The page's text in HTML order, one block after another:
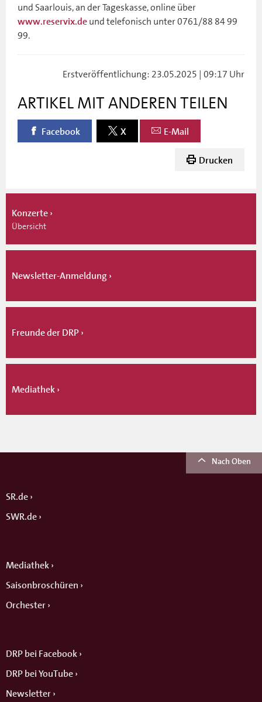
und Saarlouis, an der Tageskasse, online über
www.reservix.de und telefonisch unter 0761/88 84 99
99.
Erstveröffentlichung: 23.05.2025 | 09:17 Uhr
ARTIKEL MIT ANDEREN TEILEN
Facebook X E-Mail
Drucken
Konzerte
Übersicht
Newsletter-Anmeldung
Freunde der DRP
Mediathek
Nach Oben
SR.de
SWR.de
Mediathek
Saisonbroschüren
Orchester
DRP bei Facebook
DRP bei YouTube
Newsletter